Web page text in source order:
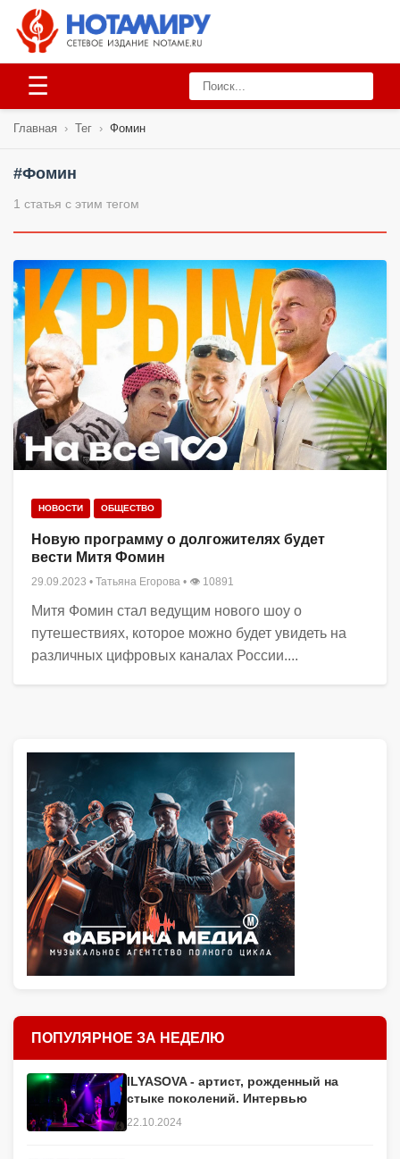
☰
Главная › Тег › Фомин
#Фомин
1 статья с этим тегом
НОВОСТИ ОБЩЕСТВО
Новую программу о долгожителях будет
вести Митя Фомин
29.09.2023 • Татьяна Егорова • 👁 10891
Митя Фомин стал ведущим нового шоу о
путешествиях, которое можно будет увидеть на
различных цифровых каналах России....
ПОПУЛЯРНОЕ ЗА НЕДЕЛЮ
ILYASOVA - артист, рожденный на
стыке поколений. Интервью
22.10.2024